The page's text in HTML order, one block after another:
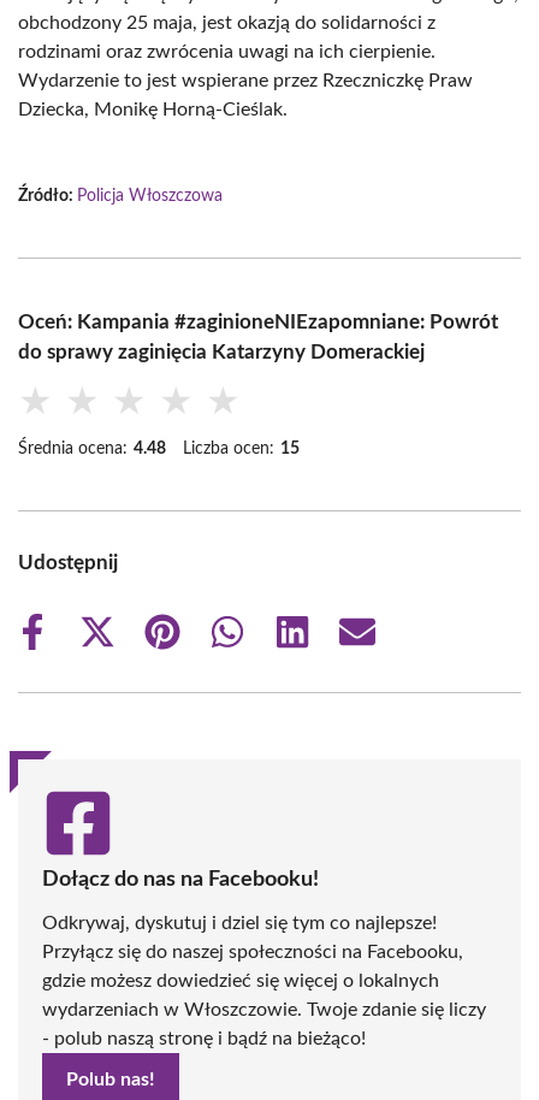
obchodzony 25 maja, jest okazją do solidarności z
rodzinami oraz zwrócenia uwagi na ich cierpienie.
Wydarzenie to jest wspierane przez Rzeczniczkę Praw
Dziecka, Monikę Horną-Cieślak.
Źródło: Policja Włoszczowa
Oceń: Kampania #zaginioneNIEzapomniane: Powrót
do sprawy zaginięcia Katarzyny Domerackiej
★ ★ ★ ★ ★
Średnia ocena: 4.48 Liczba ocen: 15
Udostępnij
Share
Share
(Twitter)
Share
Share
Share
Share
Dołącz do nas na Facebooku!
Odkrywaj, dyskutuj i dziel się tym co najlepsze!
Przyłącz się do naszej społeczności na Facebooku,
gdzie możesz dowiedzieć się więcej o lokalnych
wydarzeniach w Włoszczowie. Twoje zdanie się liczy
- polub naszą stronę i bądź na bieżąco!
Polub nas!